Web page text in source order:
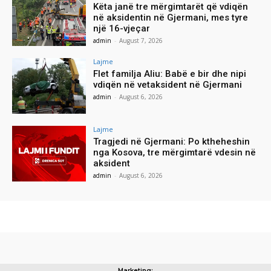
Këta janë tre mërgimtarët që vdiqën
në aksidentin në Gjermani, mes tyre
një 16-vjeçar
admin - August 7, 2026
Lajme
Flet familja Aliu: Babë e bir dhe nipi
vdiqën në vetaksident në Gjermani
admin - August 6, 2026
Lajme
Tragjedi në Gjermani: Po ktheheshin
nga Kosova, tre mërgimtarë vdesin në
aksident
admin - August 6, 2026